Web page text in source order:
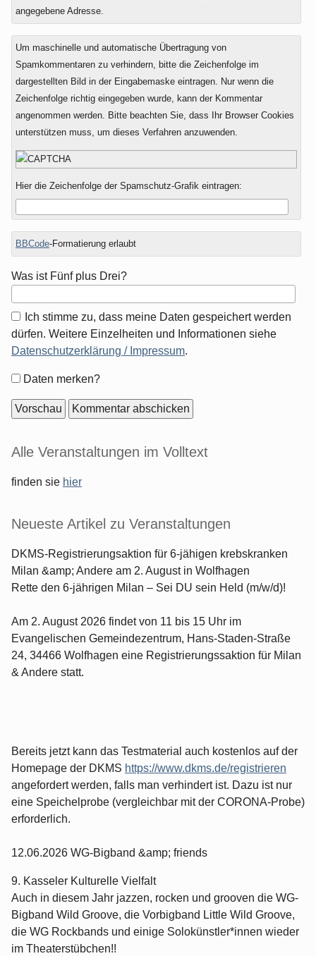
angegebene Adresse.
Um maschinelle und automatische Übertragung von
Spamkommentaren zu verhindern, bitte die Zeichenfolge im
dargestellten Bild in der Eingabemaske eintragen. Nur wenn die
Zeichenfolge richtig eingegeben wurde, kann der Kommentar
angenommen werden. Bitte beachten Sie, dass Ihr Browser Cookies
unterstützen muss, um dieses Verfahren anzuwenden.
Hier die Zeichenfolge der Spamschutz-Grafik eintragen:
BBCode-Formatierung erlaubt
Was ist Fünf plus Drei?
Ich stimme zu, dass meine Daten gespeichert werden
dürfen. Weitere Einzelheiten und Informationen siehe
Datenschutzerklärung / Impressum.
Formular-
Daten merken?
Seitenleiste
Alle Veranstaltungen im Volltext
finden sie hier
Neueste Artikel zu Veranstaltungen
DKMS-Registrierungsaktion für 6-jähigen krebskranken
Milan &amp; Andere am 2. August in Wolfhagen
Rette den 6-jährigen Milan – Sei DU sein Held (m/w/d)!
Am 2. August 2026 findet von 11 bis 15 Uhr im
Evangelischen Gemeindezentrum, Hans-Staden-Straße
24, 34466 Wolfhagen eine Registrierungssaktion für Milan
& Andere statt.
Bereits jetzt kann das Testmaterial auch kostenlos auf der
Homepage der DKMS https://www.dkms.de/registrieren
angefordert werden, falls man verhindert ist. Dazu ist nur
eine Speichelprobe (vergleichbar mit der CORONA-Probe)
erforderlich.
12.06.2026 WG-Bigband &amp; friends
9. Kasseler Kulturelle Vielfalt
Auch in diesem Jahr jazzen, rocken und grooven die WG-
Bigband Wild Groove, die Vorbigband Little Wild Groove,
die WG Rockbands und einige Solokünstler*innen wieder
im Theaterstübchen!!